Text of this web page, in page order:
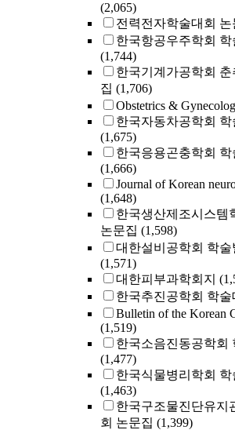
(2,065)
전력전자학술대회 논
한국항공우주학회
(1,744)
한국기계가공학회
집 (1,706)
Obstetrics &
한국자동차공학회 학
(1,675)
한국응용곤충학회
(1,666)
Journal of Korean
(1,648)
한국생산제조시스템
논문집 (1,598)
대한설비공학회 학
(1,571)
대한피부과학회지
한국추진공학회 학술
Bulletin of the Korean
(1,519)
한국소음진동공학회
(1,477)
한국식물병리학회 학
(1,463)
한국구조물진단유지
회 논문집 (1,399)